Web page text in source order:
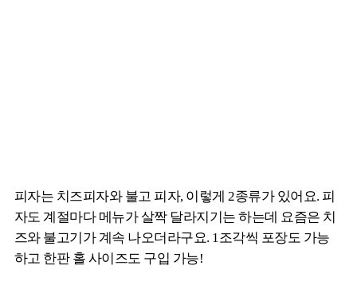
피자는 치즈피자와 불고 피자, 이렇게 2종류가 있어요. 피
자도 계절마다 메뉴가 살짝 달라지기는 하는데 요즘은 치
즈와 불고기가 계속 나오더라구요. 1조각씩 포장도 가능
하고 한판 홀 사이즈도 구입 가능!